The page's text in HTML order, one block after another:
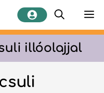
illóolajjal